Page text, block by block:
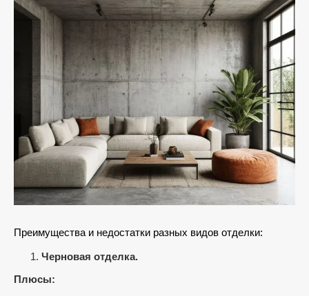
Преимущества и недостатки разных видов отделки:
Черновая отделка.
Плюсы: